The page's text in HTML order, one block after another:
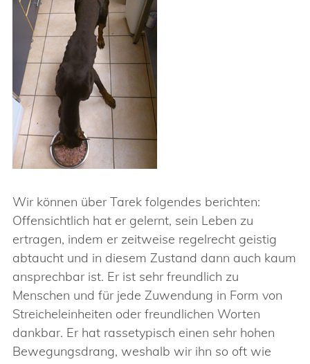
Wir können über Tarek folgendes berichten:
Offensichtlich hat er gelernt, sein Leben zu
ertragen, indem er zeitweise regelrecht geistig
abtaucht und in diesem Zustand dann auch kaum
ansprechbar ist. Er ist sehr freundlich zu
Menschen und für jede Zuwendung in Form von
Streicheleinheiten oder freundlichen Worten
dankbar. Er hat rassetypisch einen sehr hohen
Bewegungsdrang, weshalb wir ihn so oft wie